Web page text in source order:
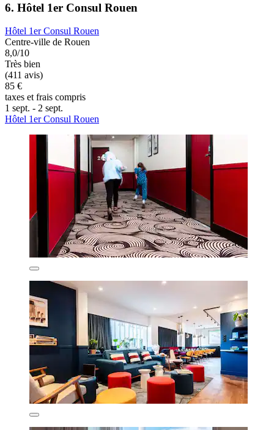
6. Hôtel 1er Consul Rouen
Hôtel 1er Consul Rouen
Centre-ville de Rouen
8,0/10
Très bien
(411 avis)
85 €
taxes et frais compris
1 sept. - 2 sept.
Hôtel 1er Consul Rouen